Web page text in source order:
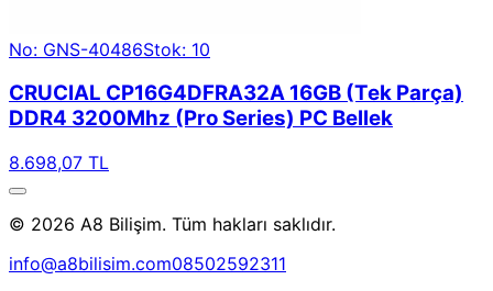
No: GNS-40486Stok: 10
CRUCIAL CP16G4DFRA32A 16GB (Tek Parça)
DDR4 3200Mhz (Pro Series) PC Bellek
8.698,07 TL
© 2026 A8 Bilişim. Tüm hakları saklıdır.
info@a8bilisim.com08502592311